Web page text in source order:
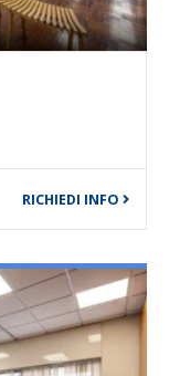
RICHIEDI INFO